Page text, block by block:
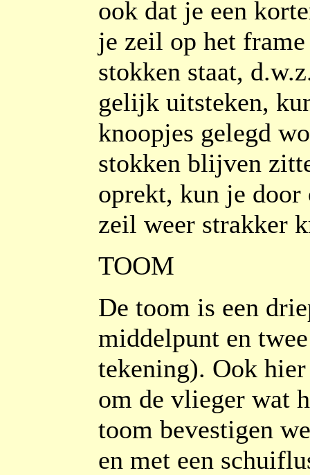
ook dat je een
je zeil op het
stokken staat,
gelijk uitsteken,
knoopjes gelegd
stokken blijven
oprekt, kun je door
zeil weer strakker
TOOM
De toom is een
middelpunt en
tekening). Ook
om de vlieger wat
toom bevestigen
en met een